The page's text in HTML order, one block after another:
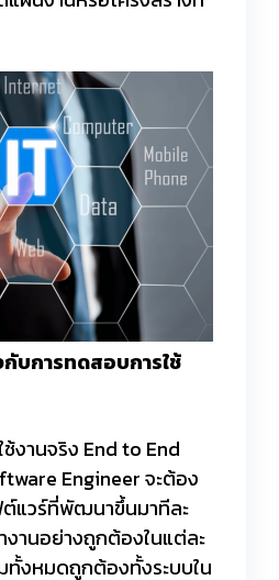
บการทดสอบการใช้
งานจริง End to End
Engineer จะต้อง
แวร์ที่พัฒนาขึ้นมาทีละ
งานอย่างถูกต้องในแต่ละ
ทั้งหมดถูกต้องทั้งระบบใน